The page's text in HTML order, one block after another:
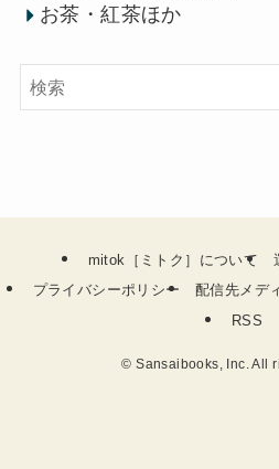
お茶・紅茶ほか
mitok［ミトク］について
プライバシーポリシー
配信先メデ
RSS
© Sansaibooks, Inc. All